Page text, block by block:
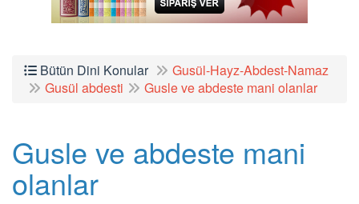
Bütün Dini Konular
Gusül-Hayz-Abdest-Namaz
Gusül abdesti
Gusle ve abdeste mani olanlar
Gusle ve abdeste mani
olanlar